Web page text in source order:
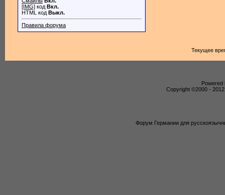
[IMG] код Вкл.
HTML код Выкл.
Правила форума
Текущее
Powered
Copyright ©2000 -
Форум Германии для